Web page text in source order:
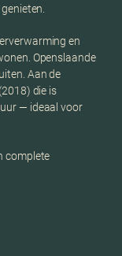
en
Openslaande
Aan de
die is
— ideaal voor
complete